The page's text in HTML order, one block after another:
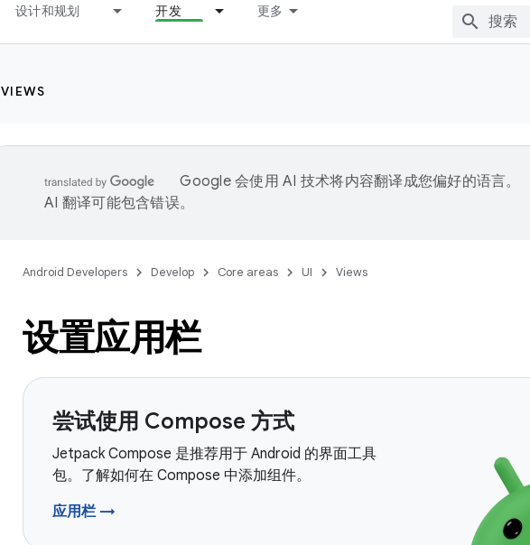
设计和规划 开发 更多
VIEWS
Google 会使用 AI 技术将内容翻译成您偏好的语言。
AI 翻译可能包含错误。
Android Developers Develop Core areas UI Views
设置应用栏
尝试使用 Compose 方式
Jetpack Compose 是推荐用于 Android 的界面工具
包。了解如何在 Compose 中添加组件。
应用栏 →